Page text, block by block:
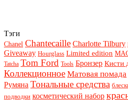
Тэги
Chanel Chantecaille Charlotte Tilbury
Giveaway Hourglass Limited edition
Tatcha Tom Ford Tools Бронзер Кисти
Коллекционное Матовая помада
Румяна Тональные средства
подводки косметический набор